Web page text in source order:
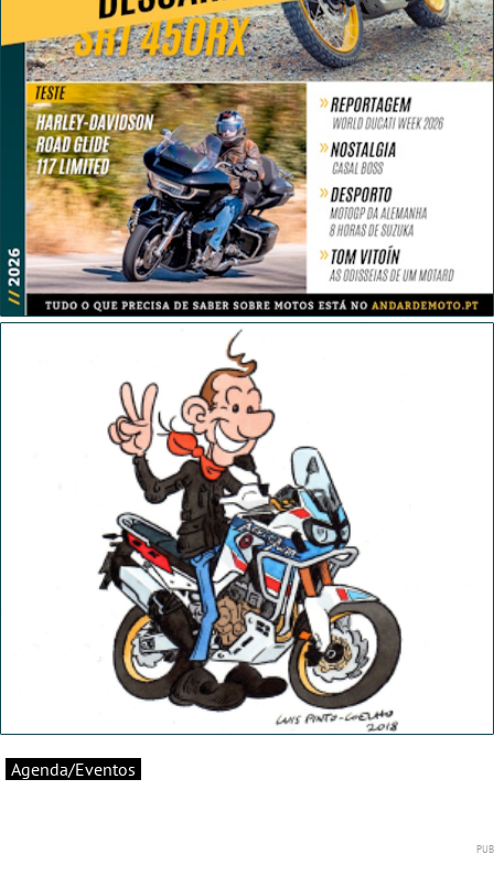
Agenda/Eventos